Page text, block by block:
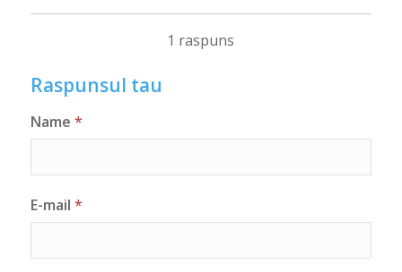
1 raspuns
Raspunsul tau
Name *
E-mail *